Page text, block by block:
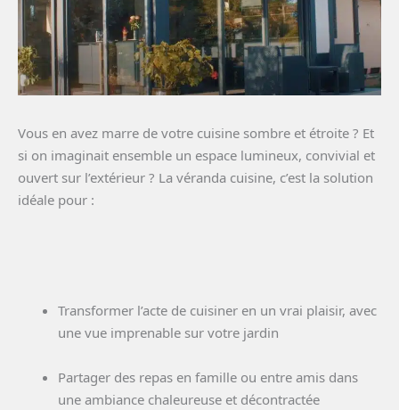
Vous en avez marre de votre cuisine sombre et étroite ? Et
si on imaginait ensemble un espace lumineux, convivial et
ouvert sur l’extérieur ? La véranda cuisine, c’est la solution
idéale pour :
Transformer l’acte de cuisiner en un vrai plaisir, avec
une vue imprenable sur votre jardin
Partager des repas en famille ou entre amis dans
une ambiance chaleureuse et décontractée